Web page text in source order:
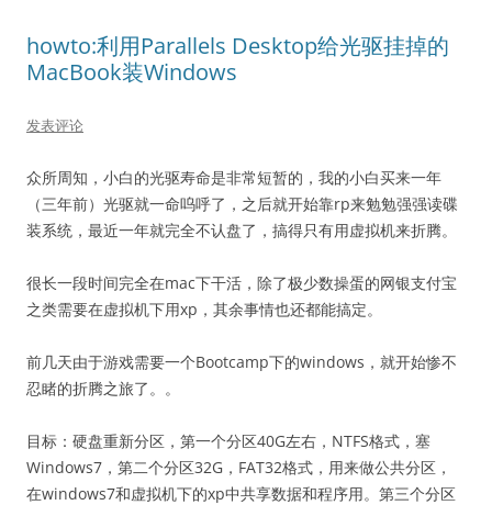
howto:利用Parallels Desktop给光驱挂掉的
MacBook装Windows
发表评论
众所周知，小白的光驱寿命是非常短暂的，我的小白买来一年
（三年前）光驱就一命呜呼了，之后就开始靠rp来勉勉强强读碟
装系统，最近一年就完全不认盘了，搞得只有用虚拟机来折腾。
很长一段时间完全在mac下干活，除了极少数操蛋的网银支付宝
之类需要在虚拟机下用xp，其余事情也还都能搞定。
前几天由于游戏需要一个Bootcamp下的windows，就开始惨不
忍睹的折腾之旅了。。
目标：硬盘重新分区，第一个分区40G左右，NTFS格式，塞
Windows7，第二个分区32G，FAT32格式，用来做公共分区，
在windows7和虚拟机下的xp中共享数据和程序用。第三个分区